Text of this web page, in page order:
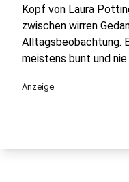
Kopf von Laura
zwischen wirren
Alltagsbeobachtung.
meistens bunt und
Anzeige